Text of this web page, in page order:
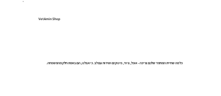
VetAmin Shop
כל מה שחיית המחמד שלכם צריכה – אוכל, ציוד, פינוקים ושירות עם לב. כי אצלנו, הם באמת חלק מהמשפחה.